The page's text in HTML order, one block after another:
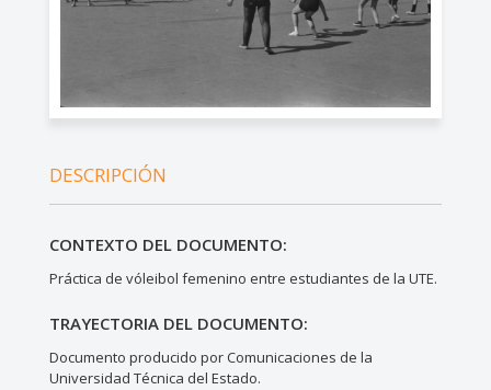
DESCRIPCIÓN
CONTEXTO DEL DOCUMENTO:
Práctica de vóleibol femenino entre estudiantes de la UTE.
TRAYECTORIA DEL DOCUMENTO:
Documento producido por Comunicaciones de la
Universidad Técnica del Estado.